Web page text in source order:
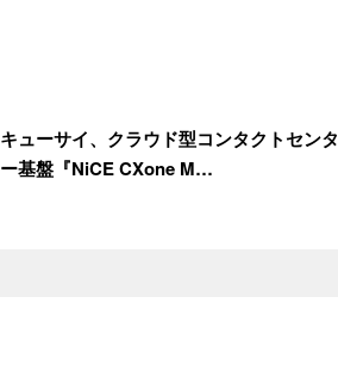
キューサイ、クラウド型コンタクトセンタ
ー基盤『NiCE CXone M…